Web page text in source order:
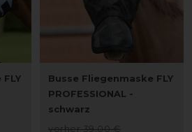
Busse Fliegenmaske FLY
PROFESSIONAL -
schwarz
vorher 39,00 €